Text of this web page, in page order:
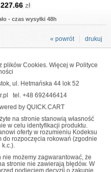
227.66 zł
- czas wysyłki 48h
drukuj
« powrót
plików Cookies. Więcej w Polityce
ul. Hetmańska 44 lok 52
tel. +48 692446414
by QUICK.CART
na stronie stanowią własność
w celu identyfikacji produktu.
oferty w rozumieniu Kodeksu
rozpoczęcia rokowań (zgodnie
nie możemy zagwarantować, że
stronie nie zawierają błędów. W
podjęciem decyzji o zakupie.